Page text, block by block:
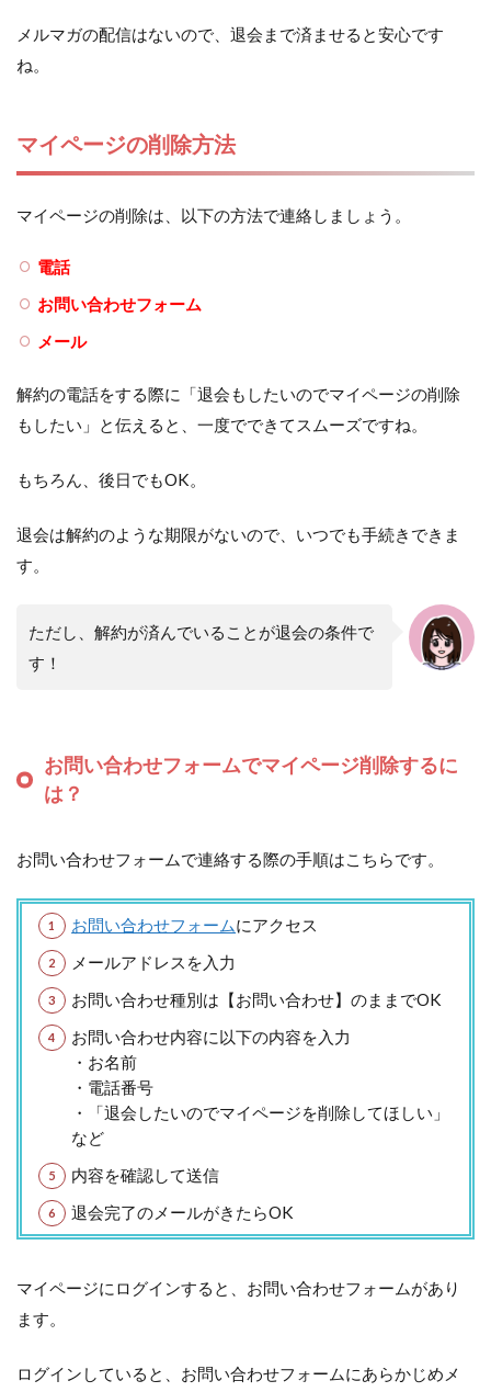
メルマガの配信はないので、退会まで済ませると安心です
ね。
マイページの削除方法
マイページの削除は、以下の方法で連絡しましょう。
電話
お問い合わせフォーム
メール
解約の電話をする際に「退会もしたいのでマイページの削除
もしたい」と伝えると、一度でできてスムーズですね。
もちろん、後日でもOK。
退会は解約のような期限がないので、いつでも手続きできま
す。
ただし、解約が済んでいることが退会の条件で
す！
お問い合わせフォームでマイページ削除するに
は？
お問い合わせフォームで連絡する際の手順はこちらです。
お問い合わせフォームにアクセス
メールアドレスを入力
お問い合わせ種別は【お問い合わせ】のままでOK
お問い合わせ内容に以下の内容を入力
・お名前
・電話番号
・「退会したいのでマイページを削除してほしい」
など
内容を確認して送信
退会完了のメールがきたらOK
マイページにログインすると、お問い合わせフォームがあり
ます。
ログインしていると、お問い合わせフォームにあらかじめメ